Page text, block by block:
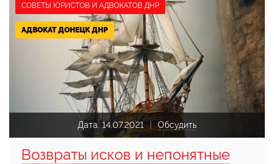
СОВЕТЫ ЮРИСТОВ И АДВОКАТОВ ДНР
Возвраты исков и непонятные
Дата: 14.07.2021 Обсудить
АДВОКАТ ДОНЕЦК ДНР